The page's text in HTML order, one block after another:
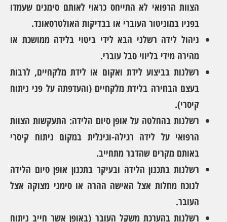
הצוות הרפואי לא התייחס כראוי לאותם סימנים שעמדו
בפניו במוניטור העוברי או בבדיקות האולטרסאונד.
ניהול לידה רשלני הבא לידי ביטוי בלידה ממושכת או
מהירה מידי בליווי סבל עוברי.
רשלנות בביצוע לידת ואקום או לידת מלקחיים, לרבות
בעצם הבחירה בלידת מלקחיים (והעדפתה על פני ניתוח
קיסרי).
רשלנות בהחלטה על אופן סיום הלידה: התעקשות הצוות
הרפואי על לידה רגילה-וגינלית במקום ניתוח קיסרי
באותם מקרים שהדבר מתחייב.
רשלנות בתכנון הלידה ובעיקר בתכנון אופן סיום הלידה
לנוכח מחלות אצל האישה ההרה או סימני מצוקה אצל
העובר.
רשלנות בהערכת משקל העובר (באופן אשר חייב ניתוח